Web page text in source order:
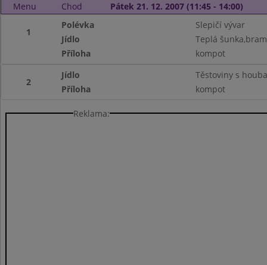
Menu Chod Pátek 21. 12. 2007 (11:45 - 14:00)
1
Polévka
Slepičí vývar
Jídlo
Teplá
Příloha
kompot
2
Jídlo
Těstoviny s
Příloha
kompot
Reklama: